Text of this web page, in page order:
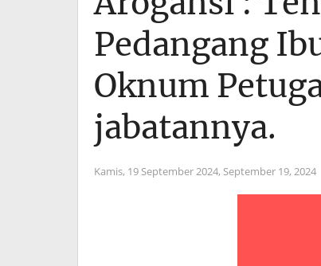
Pedangang
Oknum
jabatannya.
Kamis, 19 September 2024, September 19, 2024